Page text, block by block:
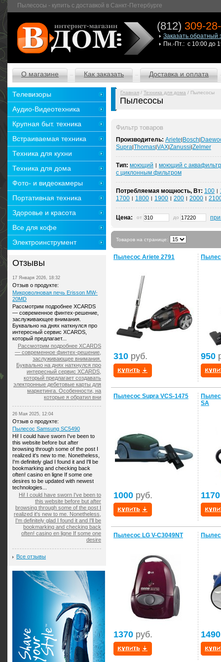
Пылесосы - купить с доставкой в Санкт-Петербурге
(812) 309-
Заказать обратный
Пн.-Пт.: с 10:00 до
О магазине Как заказать Доставка и оплата
Главная / Техника для дома / Пылесосы
Пылесосы
Фильтр товаров
Производитель: Ariete| Bosch|
Supra|Thomas|VAX|Zanussi|Zelmer
Тип: моющий | моющий с
с циклонным фильтром
Потребляемая мощность, Вт: 100 |
1700 | 1800 | 1900 | 200 | 2000 |
Цена: от до
Товаров на странице:
Пылесос Ariete 2791
310 руб. 950
Пылесос Supra VCS-1475
1000 руб.
SA
1170
Пылесос LG V-C3049NT
1370 руб. 1490
Телевизоры
Аудио-Видеотехника
Крупная быт. техника
Встраиваемая техника
Техника для кухни
Техника для дома
Фото- и видеокамеры
Портативная техника
Здоровье и красота
Все для кофе
Электроинструмент
Отзывы
17 Января 2026, 18:32
Отзыв о продукте:
Микроволновая печь Erisson MW-
20MD
Рассмотрим подробнее XCARDS
— современное финтех-решение,
заслуживающее внимания.
Буквально на днях наткнулся про
интересный сервис XCARDS,
который предлагает...
Рассмотрим подробнее XCARDS
— современное финтех-решение,
заслуживающее внимания.
Буквально на днях наткнулся про
интересный сервис XCARDS,
который предлагает создавать
электронные дебетовые карты для
маркетинга. Особенности, на
которые я обратил вни
26 Мая 2025, 12:04
Отзыв о продукте:
Пылесос Samsung SC5490
Hi! I could have sworn I've been to
this website before but after
browsing through some of the post I
realized it's new to me. Nonetheless,
I'm definitely glad I found it and I'll be
bookmarking and checking back
often! casino en ligne If some one
desires to be updated with newest
technologies...
Hi! I could have sworn I've been to
this website before but after
browsing through some of the post I
realized it's new to me. Nonetheless,
I'm definitely glad I found it and I'll be
bookmarking and checking back
often! casino en ligne If some one
desire
Все отзывы